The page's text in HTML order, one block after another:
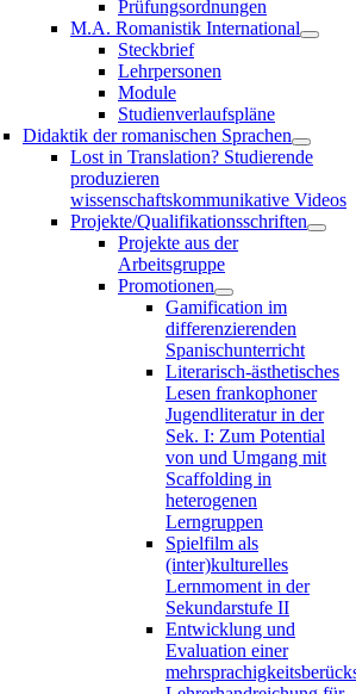
Prüfungsordnungen
M.A. Romanistik International
Steckbrief
Lehrpersonen
Module
Studienverlaufspläne
Didaktik der romanischen Sprachen
Lost in Translation? Studierende
produzieren
wissenschaftskommunikative Videos
Projekte/Qualifikationsschriften
Projekte aus der
Arbeitsgruppe
Promotionen
Gamification im
differenzierenden
Spanischunterricht
Literarisch-ästhetisches
Lesen frankophoner
Jugendliteratur in der
Sek. I: Zum Potential
von und Umgang mit
Scaffolding in
heterogenen
Lerngruppen
Spielfilm als
(inter)kulturelles
Lernmoment in der
Sekundarstufe II
Entwicklung und
Evaluation einer